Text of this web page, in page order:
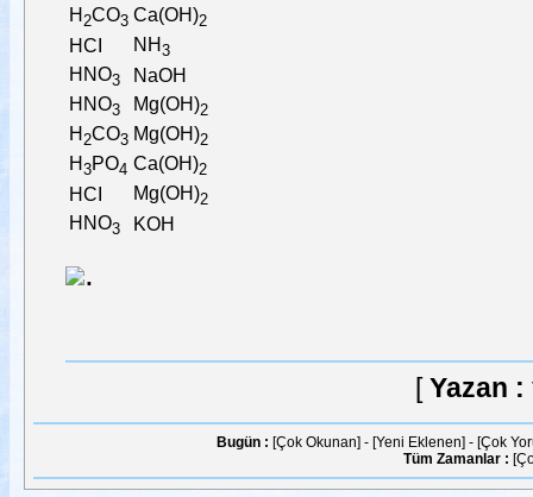
H 2CO3 Ca(OH)2
HCI NH 3
HNO3
NaOH
HNO3 Mg(OH)2
H 2CO3 Mg(OH)2
H 3PO4 Ca(OH)2
HCI Mg(OH)2
HNO3 KOH
.
[Yazan :
Bugün : [Çok Okunan] - [Yeni Eklenen] - [Çok
Tüm Zamanlar :